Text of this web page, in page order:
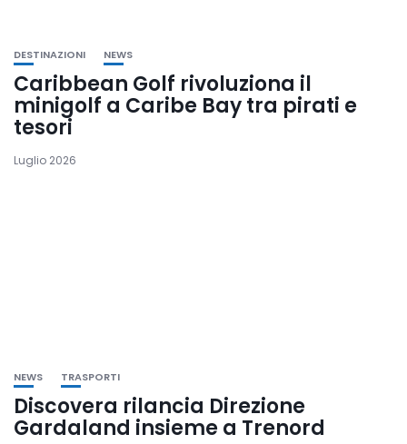
DESTINAZIONI NEWS
Caribbean Golf rivoluziona il
minigolf a Caribe Bay tra pirati e
tesori
Luglio 2026
NEWS TRASPORTI
Discovera rilancia Direzione
Gardaland insieme a Trenord